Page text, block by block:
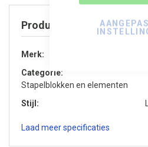
Product specificaties
Merk
Categorie
Stapelblokken en elementen
Stijl
Laad meer specificaties